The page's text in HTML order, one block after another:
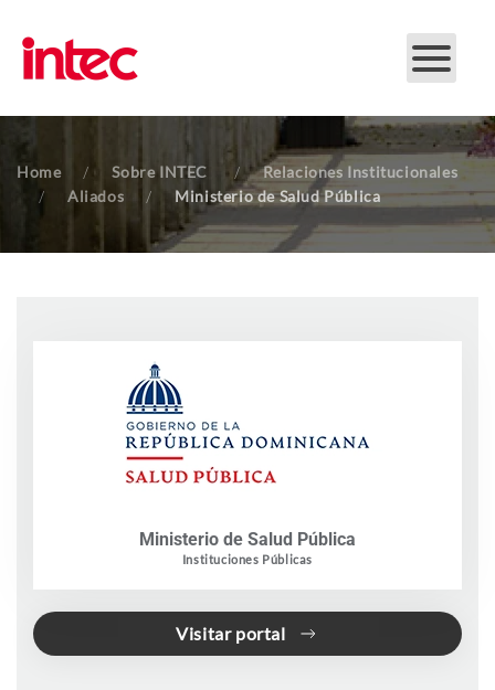
Skip to main content
Home Sobre INTEC
Relaciones Institucionales
Aliados
Ministerio de Salud Pública
Ministerio de Salud Pública
Instituciones Públicas
Visitar portal